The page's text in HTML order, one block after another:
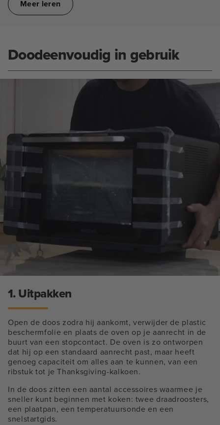
Meer leren
Doodeenvoudig in gebruik
1. Uitpakken
Open de doos zodra hij aankomt, verwijder de plastic
beschermfolie en plaats de oven op je aanrecht in de
buurt van een stopcontact. De oven is zo ontworpen
dat hij op een standaard aanrecht past, maar heeft
genoeg capaciteit om alles aan te kunnen, van een
ribstuk tot je Thanksgiving-kalkoen.
In de doos zitten een aantal accessoires waarmee je
sneller kunt beginnen met koken: twee draadroosters,
een plaatpan, een temperatuursonde en een
snelstartgids.